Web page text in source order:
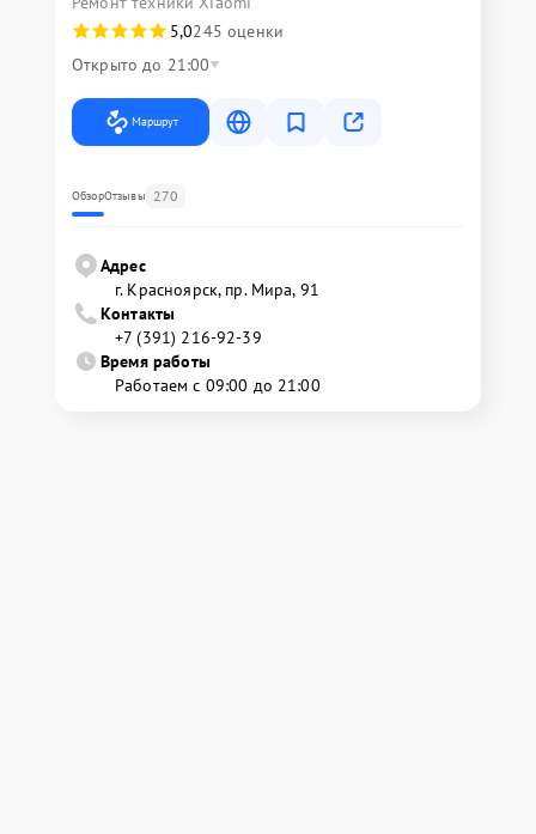
5,0245 оценки
Открыто до 21:00
Маршрут
ОбзорОтзывы 270
Адрес
г. Красноярск, ​пр. Мира, 91
Контакты
+7 (391) 216-92-39
Время работы
Работаем с 09:00 до 21:00